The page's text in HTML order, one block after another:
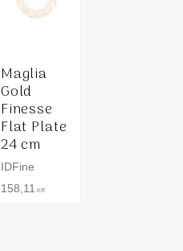
Maglia
Gold
Finesse
Flat Plate
24 cm
IDFine
158,11
KR